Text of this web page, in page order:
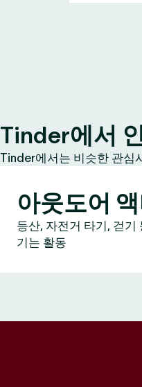
Tinder에서
Tinder에서는 비슷한 관심
아웃도어
등산, 자전거 타기, 걷기
기는 활동